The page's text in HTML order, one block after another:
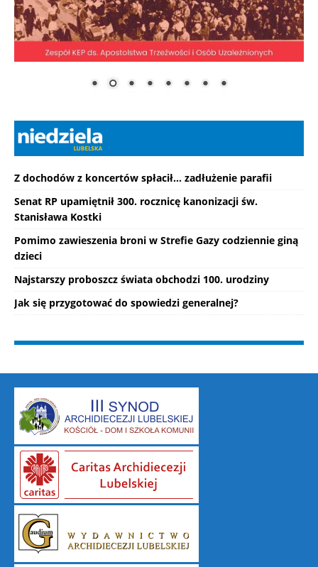
Z dochodów z koncertów spłacił... zadłużenie parafii
Senat RP upamiętnił 300. rocznicę kanonizacji św.
Stanisława Kostki
Pomimo zawieszenia broni w Strefie Gazy codziennie giną
dzieci
Najstarszy proboszcz świata obchodzi 100. urodziny
Jak się przygotować do spowiedzi generalnej?